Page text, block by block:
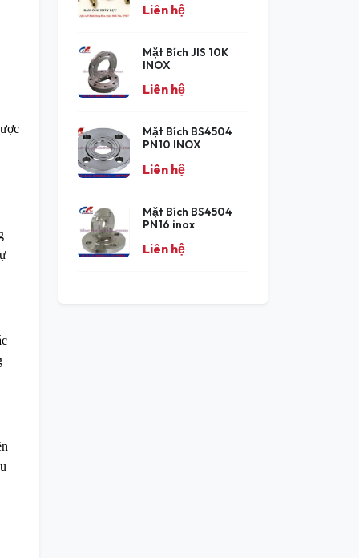
Liên hệ
Mặt Bích JIS 10K
INOX
Liên hệ
Mặt Bích BS4504
PN10 INOX
Liên hệ
Mặt Bích BS4504
PN16 inox
Liên hệ